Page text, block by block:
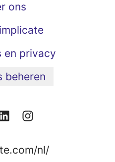
ons
en privacy
beheren
nl/